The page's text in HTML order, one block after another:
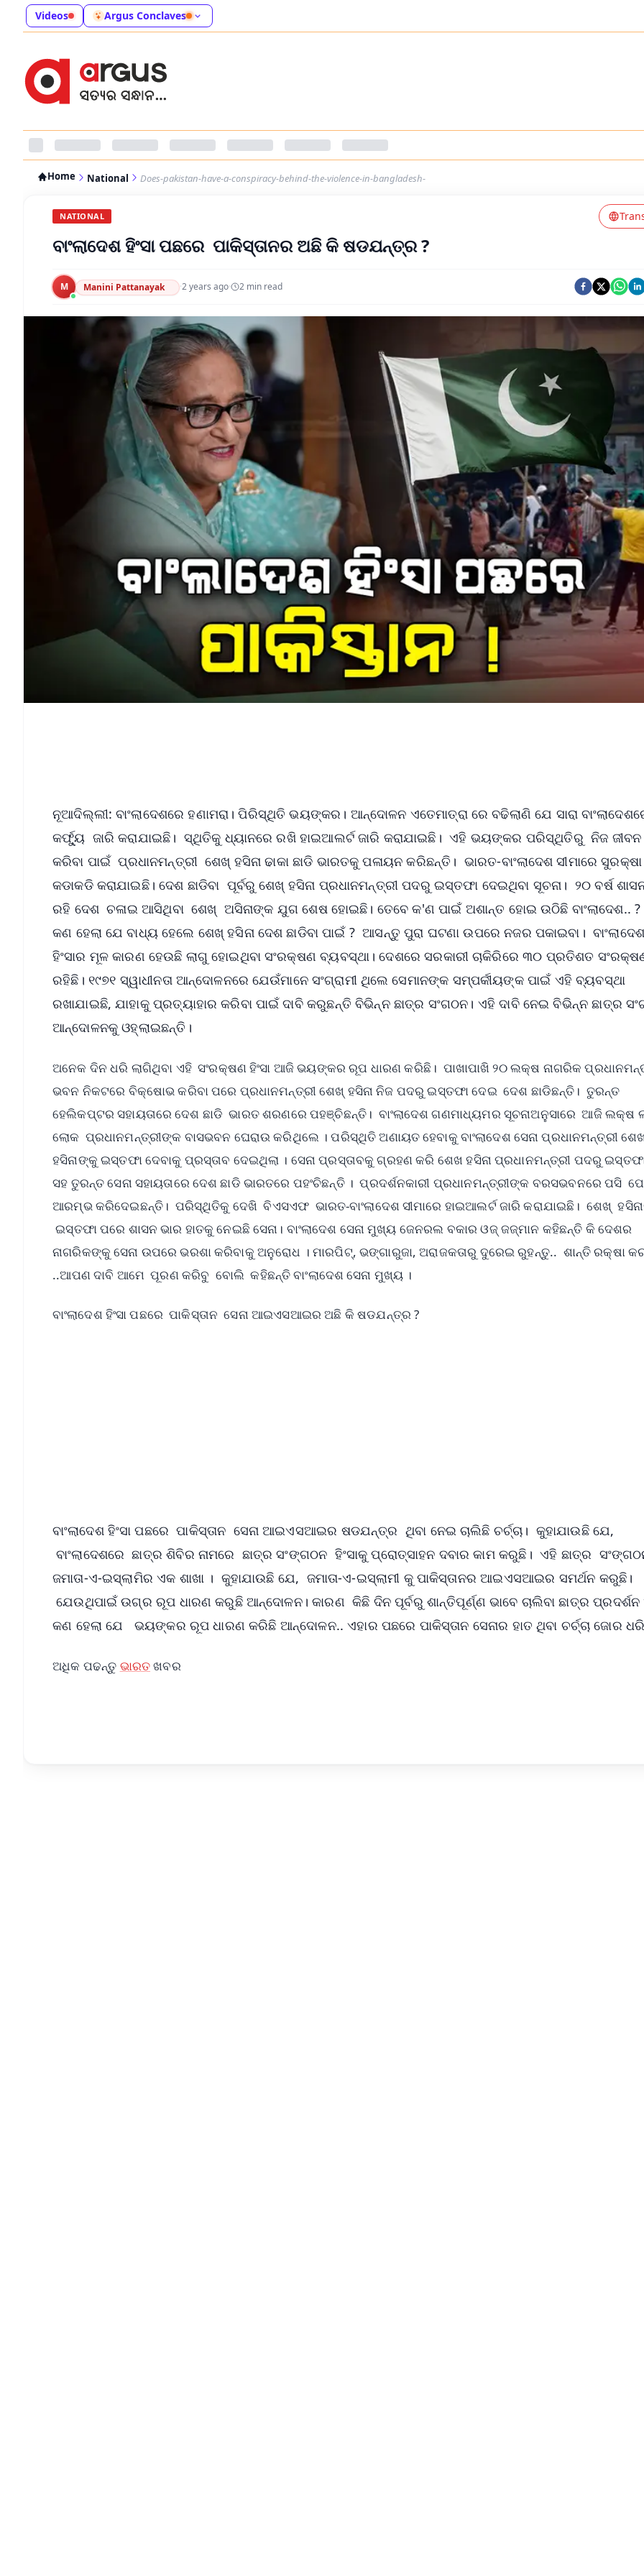
Videos Argus Conclaves
Home National Does-pakistan-have-a-conspiracy-behind-the-violence-in-bangladesh-
NATIONAL
ବାଂଲାଦେଶ ହିଂସା ପଛରେ ପାକିସ୍ତାନର ଅଛି କି ଷଡଯନ୍ତ୍ର ?
M Manini Pattanayak ·2 years ago· 2 min read
ନୂଆଦିଲ୍ଲୀ: ବାଂଲାଦେଶରେ ହଣାମରା। ପିରିସ୍ଥିତି ଭୟଙ୍କର। ଆନ୍ଦୋଳନ ଏତେମାତ୍ରା ରେ ବଢିଲାଣି ଯେ ସାରା
କର୍ଫ୍ୟୁ ଜାରି କରାଯାଇଛି। ସ୍ଥିତିକୁ ଧ୍ୟାନରେ ରଖି ହାଇଆଲର୍ଟ ଜାରି କରାଯାଇଛି। ଏହି ଭୟଙ୍କର ପରିସ୍ଥିତିରୁ ନିଜ ଜୀବନ
କରିବା ପାଇଁ ପ୍ରଧାନମନ୍ତ୍ରୀ ଶେଖ୍‌ ହସିନା ଢାକା ଛାଡି ଭାରତକୁ ପଳାୟନ କରିଛନ୍ତି। ଭାରତ-ବାଂଲାଦେଶ ସୀମାରେ ସୁରକ୍ଷା
କଡାକଡି କରାଯାଇଛି। ଦେଶ ଛାଡିବା ପୂର୍ବରୁ ଶେଖ୍‌ ହସିନା ପ୍ରଧାନମନ୍ତ୍ରୀ ପଦରୁ ଇସ୍ତଫା ଦେଇଥିବା ସୂଚନା। ୨୦ ବର୍ଷ
ରହି ଦେଶ ଚଳାଇ ଆସିଥିବା ଶେଖ୍‌ ଅସିନାଙ୍କ ଯୁଗ ଶେଷ ହୋଇଛି। ତେବେ କ'ଣ ପାଇଁ ଅଶାନ୍ତ ହୋଇ ଉଠିଛି ବାଂଲାଦେଶ..
କଣ ହେଲା ଯେ ବାଧ୍ୟ ହେଲେ ଶେଖ୍‌ ହସିନା ଦେଶ ଛାଡିବା ପାଇଁ ? ଆସନ୍ତୁ ପୁରା ଘଟଣା ଉପରେ ନଜର ପକାଇବା।
ହିଂସାର ମୂଳ କାରଣ ହେଉଛି ଲାଗୁ ହୋଇଥିବା ସଂରକ୍ଷଣ ବ୍ୟବସ୍ଥା। ଦେଶରେ ସରକାରୀ ଚାକିରିରେ ୩୦ ପ୍ରତିଶତ
ରହିଛି। ୧୯୭୧ ସ୍ୱାଧୀନତା ଆନ୍ଦୋଳନରେ ଯେଉଁମାନେ ସଂଗ୍ରାମୀ ଥିଲେ ସେମାନଙ୍କ ସମ୍ପର୍କୀୟଙ୍କ ପାଇଁ ଏହି ବ୍ୟବସ୍ଥା
ରଖାଯାଇଛି, ଯାହାକୁ ପ୍ରତ୍ୟାହାର କରିବା ପାଇଁ ଦାବି କରୁଛନ୍ତି ବିଭିନ୍ନ ଛାତ୍ର ସଂଗଠନ। ଏହି ଦାବି ନେଇ ବିଭିନ୍ନ ଛାତ୍ର
ଆନ୍ଦୋଳନକୁ ଓହ୍ଲାଇଛନ୍ତି।
ଅନେକ ଦିନ ଧରି ଲାଗିଥିବା ଏହି ସଂରକ୍ଷଣ ହିଂସା ଆଜି ଭୟଙ୍କର ରୂପ ଧାରଣ କରିଛି। ପାଖାପାଖି ୨୦ ଲକ୍ଷ ନାଗରିକ
ଭବନ ନିକଟରେ ବିକ୍ଷୋଭ କରିବା ପରେ ପ୍ରଧାନମନ୍ତ୍ରୀ ଶେଖ୍ ହସିନା ନିଜ ପଦରୁ ଇସ୍ତଫା ଦେଇ ଦେଶ ଛାଡିଛନ୍ତି। ତୁରନ୍ତ
ହେଲିକପ୍ଟର ସହାୟତାରେ ଦେଶ ଛାଡି ଭାରତ ଶରଣରେ ପହଞ୍ଚିଛନ୍ତି। ବାଂଲାଦେଶ ଗଣମାଧ୍ୟମର ସୂଚନାଅନୁସାରେ ଆଜି ଲକ୍ଷ
ଲୋକ ପ୍ରଧାନମନ୍ତ୍ରୀଙ୍କ ବାସଭବନ ଘେରାଉ କରିଥିଲେ । ପରିସ୍ଥିତି ଅଣାୟତ ହେବାକୁ ବାଂଲାଦେଶ ସେନା ପ୍ରଧାନମନ୍ତ୍ରୀ
ହସିନାଙ୍କୁ ଇସ୍ତଫା ଦେବାକୁ ପ୍ରସ୍ତାବ ଦେଇଥିଲା । ସେନା ପ୍ରସ୍ତାବକୁ ଗ୍ରହଣ କରି ଶେଖ ହସିନା ପ୍ରଧାନମନ୍ତ୍ରୀ ପଦରୁ
ସହ ତୁରନ୍ତ ସେନା ସହାୟତାରେ ଦେଶ ଛାଡି ଭାରତରେ ପହଂଚିଛନ୍ତି । ପ୍ରଦର୍ଶନକାରୀ ପ୍ରଧାନମନ୍ତ୍ରୀଙ୍କ ବରସଭବନରେ ପସି
ଆରମ୍ଭ କରିଦେଇଛନ୍ତି। ପରିସ୍ଥିତିକୁ ଦେଖି ବିଏସଏଫ ଭାରତ-ବାଂଲାଦେଶ ସୀମାରେ ହାଇଆଲର୍ଟ ଜାରି କରାଯାଇଛି। ଶେଖ୍‌
ଇସ୍ତଫା ପରେ ଶାସନ ଭାର ହାତକୁ ନେଇଛି ସେନା। ବାଂଲାଦେଶ ସେନା ମୁଖ୍ୟ ଜେନରଲ ବକାର ଓଜ୍ ଜଜ୍ମାନ କହିଛନ୍ତି କି ଦେଶର
ନାଗରିକଙ୍କୁ ସେନା ଉପରେ ଭରଶା କରିବାକୁ ଅନୁରୋଧ । ମାରପିଟ୍‌, ଭଙ୍ଗାରୁଜା, ଅରାଜକତାରୁ ଦୁରେଇ ରୁହନ୍ତୁ.. ଶାନ୍ତି ରକ୍ଷା
..ଆପଣ ଦାବି ଆମେ ପୂରଣ କରିବୁ ବୋଲି କହିଛନ୍ତି ବାଂଲାଦେଶ ସେନା ମୁଖ୍ୟ ।
ବାଂଲାଦେଶ ହିଂସା ପଛରେ ପାକିସ୍ତାନ ସେନା ଆଇଏସଆଇର ଅଛି କି ଷଡଯନ୍ତ୍ର ?
ବାଂଲାଦେଶ ହିଂସା ପଛରେ ପାକିସ୍ତାନ ସେନା ଆଇଏସଆଇର ଷଡଯନ୍ତ୍ର ଥିବା ନେଇ ଚାଲିଛି ଚର୍ଚ୍ଚା। କୁହାଯାଉଛି ଯେ,
ବାଂଲାଦେଶରେ ଛାତ୍ର ଶିବିର ନାମରେ ଛାତ୍ର ସଂଙ୍ଗଠନ ହିଂସାକୁ ପ୍ରୋତ୍ସାହନ ଦବାର କାମ କରୁଛି। ଏହି ଛାତ୍ର
ଜମାତା-ଏ-ଇସ୍ଲାମିର ଏକ ଶାଖା । କୁହାଯାଉଛି ଯେ, ଜମାତା-ଏ-ଇସ୍ଲାମୀ କୁ ପାକିସ୍ତାନର ଆଇଏସଆଇର ସମର୍ଥନ କରୁଛି।
ଯେଉଥିପାଇଁ ଉଗ୍ର ରୂପ ଧାରଣ କରୁଛି ଆନ୍ଦୋଳନ। କାରଣ କିଛି ଦିନ ପୂର୍ବରୁ ଶାନ୍ତିପୂର୍ଣ୍ଣ ଭାବେ ଚାଲିବା ଛାତ୍ର
କଣ ହେଲା ଯେ ଭୟଙ୍କର ରୂପ ଧାରଣ କରିଛି ଆନ୍ଦୋଳନ.. ଏହାର ପଛରେ ପାକିସ୍ତାନ ସେନାର ହାତ ଥିବା ଚର୍ଚ୍ଚା ଜୋର
ଅଧିକ ପଢନ୍ତୁ ଭାରତଖବର